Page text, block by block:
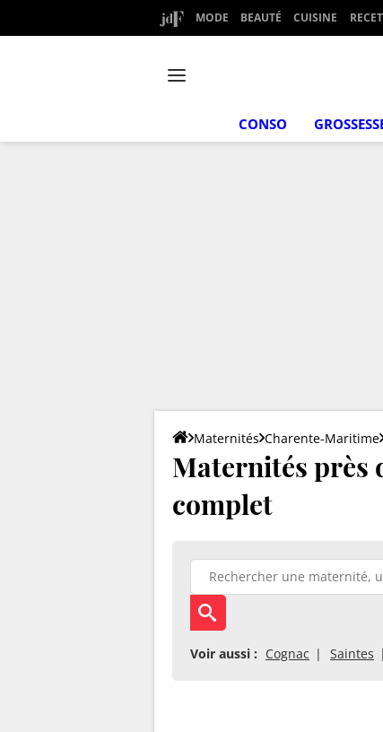
MODE BEAUTÉ CUISINE
CONSO
Maternités Charente-Maritime
Maternités près
complet
Voir aussi : Cognac Saintes